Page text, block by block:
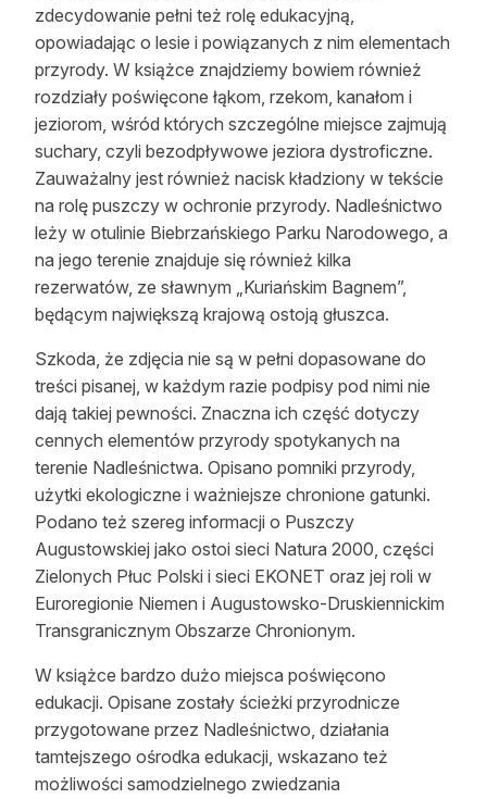
Prenumerata
Reklama
Zostań autorem
Archiwum
Kontakt
zdecydowanie pełni też rolę edukacyjną,
opowiadając o lesie i powiązanych z nim elementach
przyrody. W książce znajdziemy bowiem również
rozdziały poświęcone łąkom, rzekom, kanałom i
jeziorom, wśród których szczególne miejsce zajmują
suchary, czyli bezodpływowe jeziora dystroficzne.
Zauważalny jest również nacisk kładziony w tekście
na rolę puszczy w ochronie przyrody. Nadleśnictwo
leży w otulinie Biebrzańskiego Parku Narodowego, a
na jego terenie znajduje się również kilka
rezerwatów, ze sławnym „Kuriańskim Bagnem”,
będącym największą krajową ostoją głuszca.
Szkoda, że zdjęcia nie są w pełni dopasowane do
treści pisanej, w każdym razie podpisy pod nimi nie
dają takiej pewności. Znaczna ich część dotyczy
cennych elementów przyrody spotykanych na
terenie Nadleśnictwa. Opisano pomniki przyrody,
użytki ekologiczne i ważniejsze chronione gatunki.
Podano też szereg informacji o Puszczy
Augustowskiej jako ostoi sieci Natura 2000, części
Zielonych Płuc Polski i sieci EKONET oraz jej roli w
Euroregionie Niemen i Augustowsko-Druskiennickim
Transgranicznym Obszarze Chronionym.
W książce bardzo dużo miejsca poświęcono
edukacji. Opisane zostały ścieżki przyrodnicze
przygotowane przez Nadleśnictwo, działania
tamtejszego ośrodka edukacji, wskazano też
możliwości samodzielnego zwiedzania